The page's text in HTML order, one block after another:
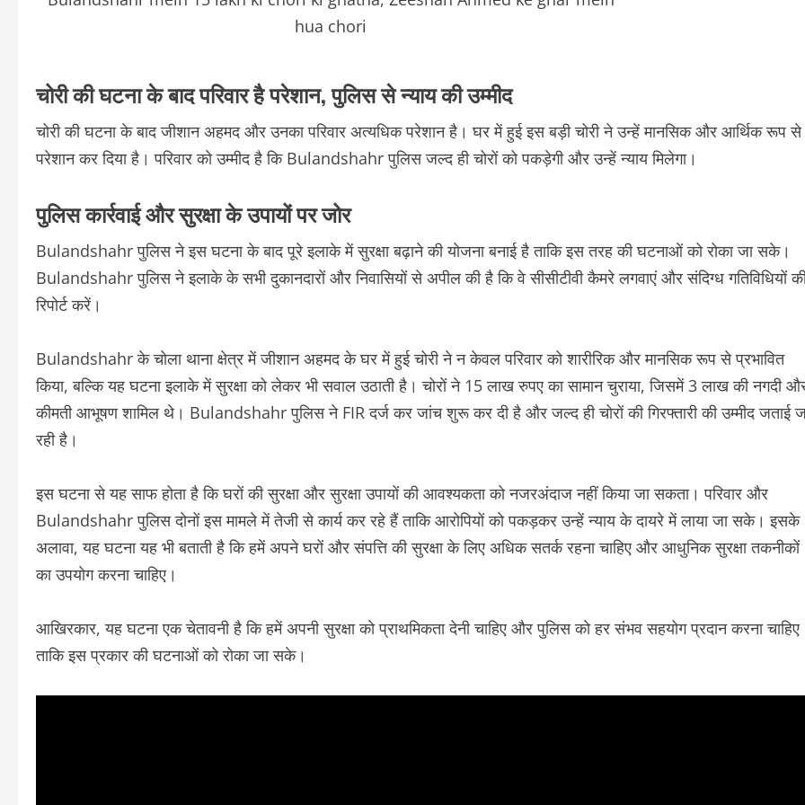
hua chori
चोरी की घटना के बाद परिवार है परेशान, पुलिस से न्याय की उम्मीद
चोरी की घटना के बाद जीशान अहमद और उनका परिवार अत्यधिक परेशान है। घर में हुई इस बड़ी चोरी ने उन्हें मानसिक और आर्थिक रूप से
परेशान कर दिया है। परिवार को उम्मीद है कि Bulandshahr पुलिस जल्द ही चोरों को पकड़ेगी और उन्हें न्याय मिलेगा।
पुलिस कार्रवाई और सुरक्षा के उपायों पर जोर
Bulandshahr पुलिस ने इस घटना के बाद पूरे इलाके में सुरक्षा बढ़ाने की योजना बनाई है ताकि इस तरह की घटनाओं को रोका जा सके।
Bulandshahr पुलिस ने इलाके के सभी दुकानदारों और निवासियों से अपील की है कि वे सीसीटीवी कैमरे लगवाएं और संदिग्ध गतिविधियों
रिपोर्ट करें।
Bulandshahr के चोला थाना क्षेत्र में जीशान अहमद के घर में हुई चोरी ने न केवल परिवार को शारीरिक और मानसिक रूप से प्रभावित
किया, बल्कि यह घटना इलाके में सुरक्षा को लेकर भी सवाल उठाती है। चोरों ने 15 लाख रुपए का सामान चुराया, जिसमें 3 लाख की नगदी
कीमती आभूषण शामिल थे। Bulandshahr पुलिस ने FIR दर्ज कर जांच शुरू कर दी है और जल्द ही चोरों की गिरफ्तारी की उम्मीद जताई
रही है।
इस घटना से यह साफ होता है कि घरों की सुरक्षा और सुरक्षा उपायों की आवश्यकता को नजरअंदाज नहीं किया जा सकता। परिवार और
Bulandshahr पुलिस दोनों इस मामले में तेजी से कार्य कर रहे हैं ताकि आरोपियों को पकड़कर उन्हें न्याय के दायरे में लाया जा सके। इसके
अलावा, यह घटना यह भी बताती है कि हमें अपने घरों और संपत्ति की सुरक्षा के लिए अधिक सतर्क रहना चाहिए और आधुनिक सुरक्षा तकनीकों
का उपयोग करना चाहिए।
आखिरकार, यह घटना एक चेतावनी है कि हमें अपनी सुरक्षा को प्राथमिकता देनी चाहिए और पुलिस को हर संभव सहयोग प्रदान करना चाहिए
ताकि इस प्रकार की घटनाओं को रोका जा सके।